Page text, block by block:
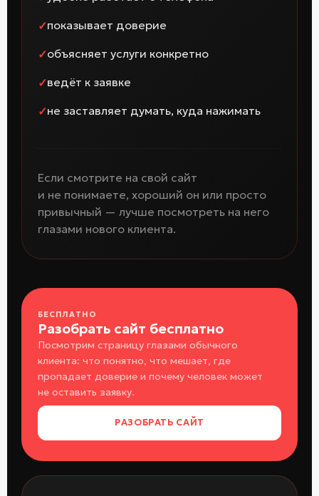
показывает доверие
объясняет услуги конкретно
ведёт к заявке
не заставляет думать, куда нажимать
Если смотрите на свой сайт
и не понимаете, хороший он или просто
привычный — лучше посмотреть на него
глазами нового клиента.
БЕСПЛАТНО
Разобрать сайт бесплатно
Посмотрим страницу глазами обычного
клиента: что понятно, что мешает, где
пропадает доверие и почему человек может
не оставить заявку.
РАЗОБРАТЬ САЙТ